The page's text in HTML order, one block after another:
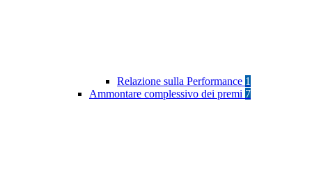
Relazione sulla Performance 1
Ammontare complessivo dei premi 7